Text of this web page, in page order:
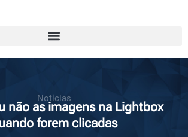
Notícias
não as imagens na Lightbox
forem clicadas